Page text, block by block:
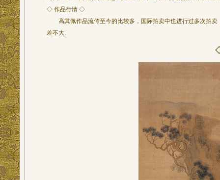
◇ 作品行情 ◇
高其佩作品流传至今的比较多，国际拍卖中也进行过多次拍卖
差不大。